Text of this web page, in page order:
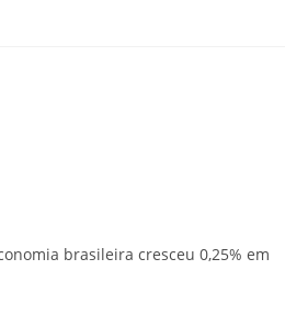
brasileira cresceu 0,25% em